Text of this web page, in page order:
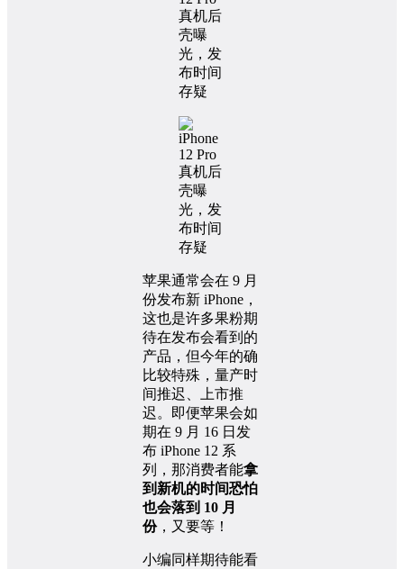
苹果通常会在 9 月
份发布新 iPhone，
这也是许多果粉期
待在发布会看到的
产品，但今年的确
比较特殊，量产时
间推迟、上市推
迟。即便苹果会如
期在 9 月 16 日发
布 iPhone 12 系
列，那消费者能拿
到新机的时间恐怕
也会落到 10 月
份，又要等！
小编同样期待能看